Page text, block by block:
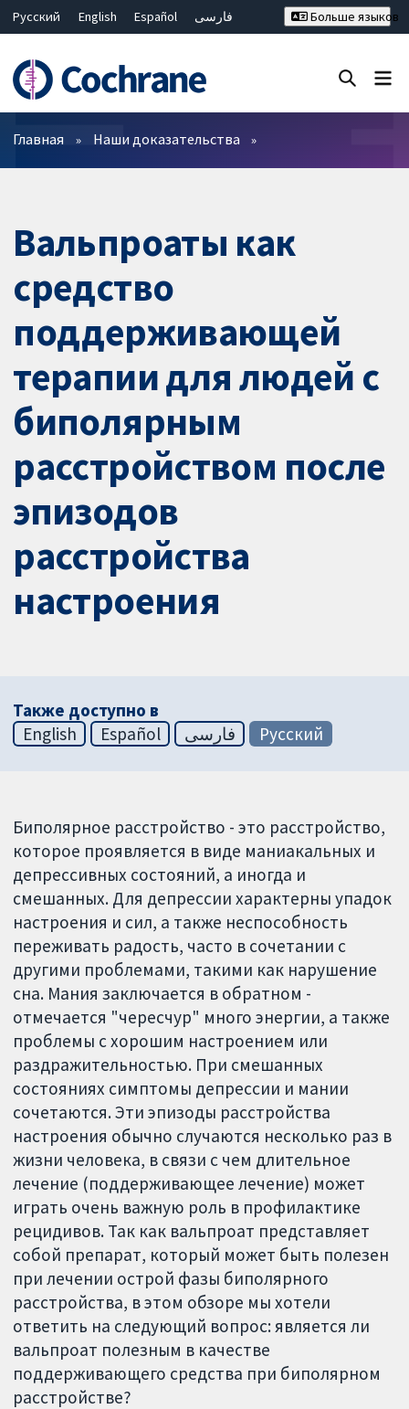
Русский English Español
فارسی
Bahasa Malaysia
ไทย
繁體中文
简体中文
Больше языков
Фильтры
Главная Наши доказательства
Вальпроаты как
средство
поддерживающей
терапии для людей с
биполярным
расстройством после
эпизодов
расстройства
настроения
Также доступно в
English
Español فارسی Русский
Биполярное расстройство - это расстройство,
которое проявляется в виде маниакальных и
депрессивных состояний, а иногда и
смешанных. Для депрессии характерны упадок
настроения и сил, а также неспособность
переживать радость, часто в сочетании с
другими проблемами, такими как нарушение
сна. Мания заключается в обратном -
отмечается "чересчур" много энергии, а также
проблемы с хорошим настроением или
раздражительностью. При смешанных
состояниях симптомы депрессии и мании
сочетаются. Эти эпизоды расстройства
настроения обычно случаются несколько раз в
жизни человека, в связи с чем длительное
лечение (поддерживающее лечение) может
играть очень важную роль в профилактике
рецидивов. Так как вальпроат представляет
собой препарат, который может быть полезен
при лечении острой фазы биполярного
расстройства, в этом обзоре мы хотели
ответить на следующий вопрос: является ли
вальпроат полезным в качестве
поддерживающего средства при биполярном
расстройстве?